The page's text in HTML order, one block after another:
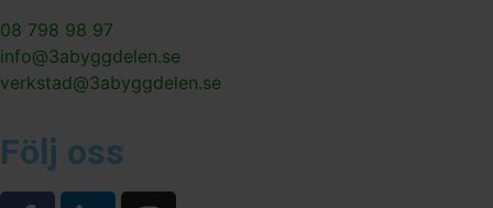
08 798 98 97
info@3abyggdelen.se
verkstad@3abyggdelen.se
Följ oss